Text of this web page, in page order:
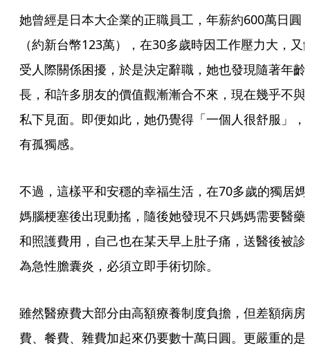
她曾經是日本大企業的正職員工，年薪約600萬日圓
（約新台幣123萬），在30多歲時因工作壓力大，又
受人際關係困擾，於是決定辭職，她也發現隨著年齡
長，和許多朋友的價值觀漸漸合不來，現在幾乎不與
私下見面。即便如此，她仍覺得「一個人很舒服」，
有孤獨感。
不過，這樣平和安穩的幸福生活，在70多歲的獨居媽
媽腦梗塞後出現動搖，隨後她發現不只媽媽需要醫藥
和照護費用，自己也在某天早上肚子痛，送醫後被診
為急性膽囊炎，必須立即手術切除。
雖然醫療費大部分由高額療養制度負擔，但差額病房
費、餐費、雜費加起來仍要數十萬日圓。更嚴重的是